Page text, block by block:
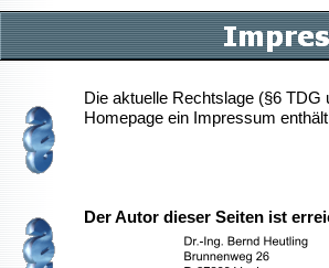
Die aktuelle Rechtslage (§6
Homepage ein Impressum
Der Autor dieser Seiten ist